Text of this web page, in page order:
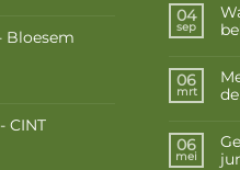
Bloesem
CINT
04
sep
06
mrt
06
mei